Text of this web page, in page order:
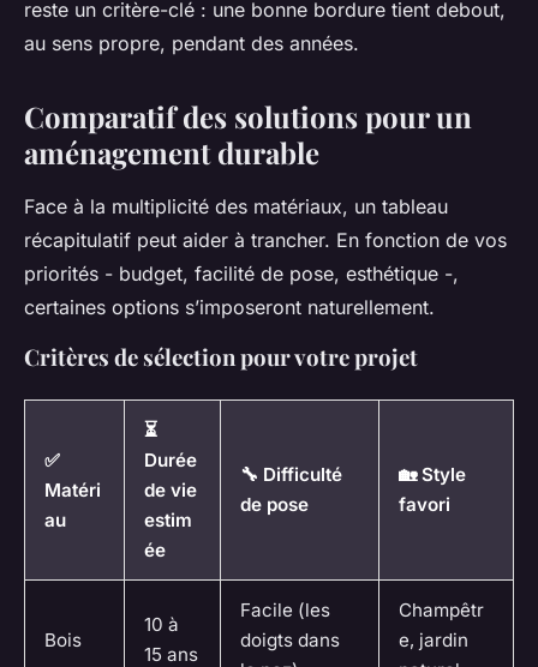
reste un critère-clé : une bonne bordure tient debout,
au sens propre, pendant des années.
Comparatif des solutions pour un
aménagement durable
Face à la multiplicité des matériaux, un tableau
récapitulatif peut aider à trancher. En fonction de vos
priorités - budget, facilité de pose, esthétique -,
certaines options s’imposeront naturellement.
Critères de sélection pour votre projet
✅
Matéri
au
⏳
Durée
de vie
estim
ée
🔧 Difficulté
de pose
🏡 Style
favori
Bois
10 à
15 ans
Facile (les
doigts dans
Champêtr
e, jardin